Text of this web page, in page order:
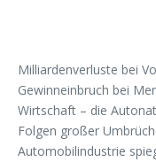
Milliardenverluste bei
Gewinneinbruch bei
Wirtschaft – die
Folgen großer
Automobilindustrie